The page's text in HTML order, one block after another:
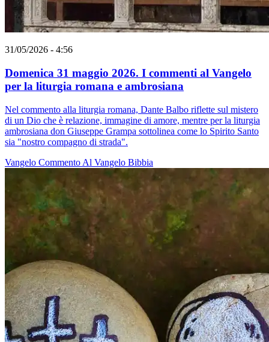
31/05/2026 - 4:56
Domenica 31 maggio 2026. I commenti al Vangelo
per la liturgia romana e ambrosiana
Nel commento alla liturgia romana, Dante Balbo riflette sul mistero
di un Dio che è relazione, immagine di amore, mentre per la liturgia
ambrosiana don Giuseppe Grampa sottolinea come lo Spirito Santo
sia "nostro compagno di strada".
Vangelo Commento Al Vangelo Bibbia